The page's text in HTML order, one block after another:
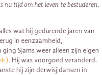
nu tijd om het leven te bestuderen.
wat hij gedurende jaren van
in eenzaamheid,
Sjams weer alleen zijn eigen
. Hij was voorgoed veranderd.
hij zijn derwisj dansen in